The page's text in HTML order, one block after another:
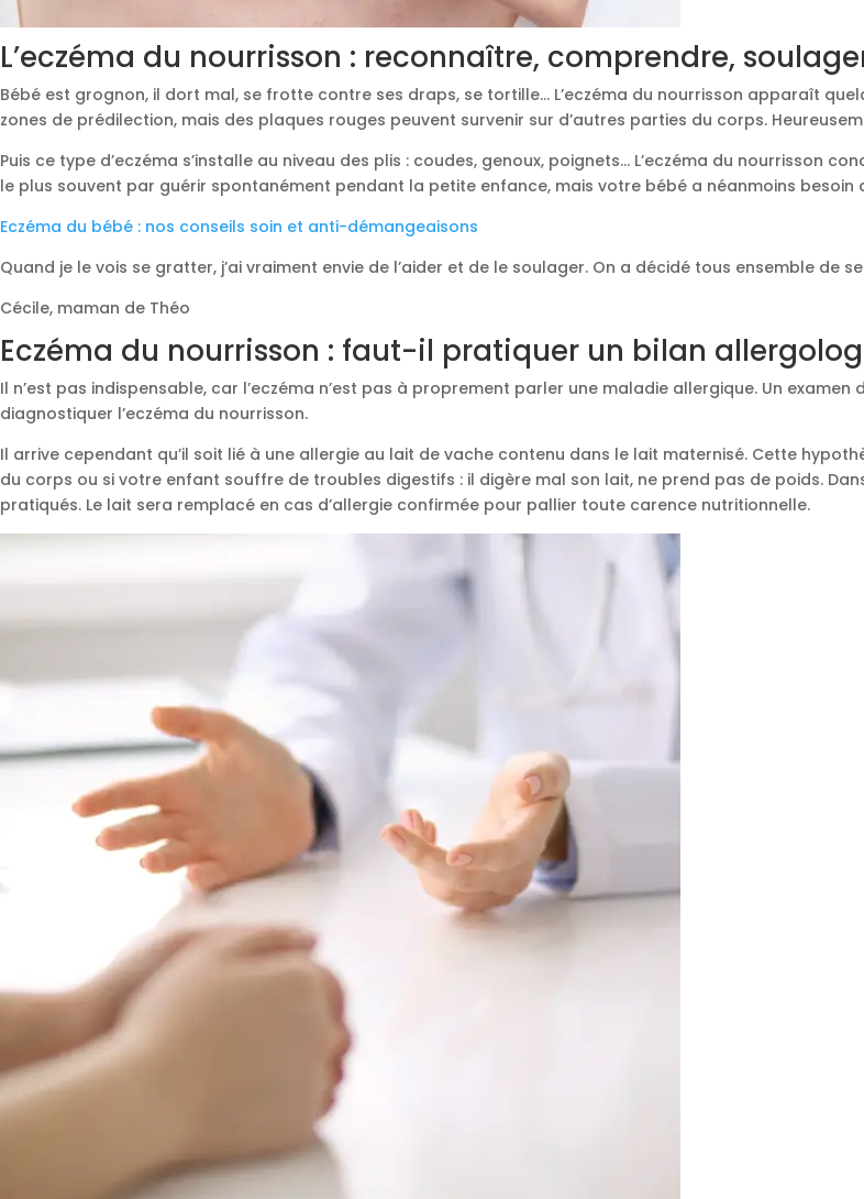
L’eczéma du nourrisson : reconnaître, comprendre,
Bébé est grognon, il dort mal, se frotte contre ses draps, se tortille… L’eczéma du nourrisson apparaît
zones de prédilection, mais des plaques rouges peuvent survenir sur d’autres parties du corps.
Puis ce type d’eczéma s’installe au niveau des plis : coudes, genoux, poignets… L’eczéma du nourrisson
le plus souvent par guérir spontanément pendant la petite enfance, mais votre bébé a néanmoins
Eczéma du bébé : nos conseils soin et anti-démangeaisons
Quand je le vois se gratter, j’ai vraiment envie de l’aider et de le soulager. On a décidé tous ensemble de
Cécile, maman de Théo
Eczéma du nourrisson : faut-il pratiquer un bilan
Il n’est pas indispensable, car l’eczéma n’est pas à proprement parler une maladie allergique. Un
diagnostiquer l’eczéma du nourrisson.
Il arrive cependant qu’il soit lié à une allergie au lait de vache contenu dans le lait maternisé. Cette
du corps ou si votre enfant souffre de troubles digestifs : il digère mal son lait, ne prend pas de poids.
pratiqués. Le lait sera remplacé en cas d’allergie confirmée pour pallier toute carence nutritionnelle.